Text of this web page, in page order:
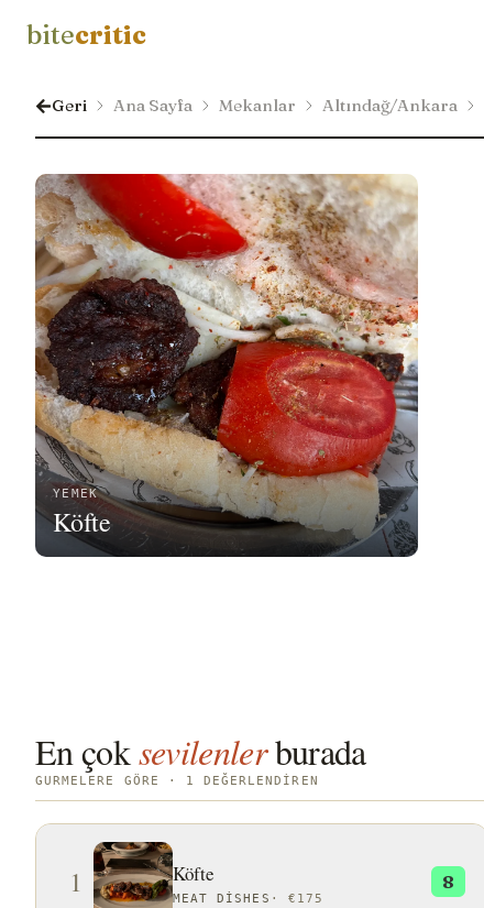
bitecritic
Geri Ana Sayfa Mekanlar Altındağ/Ankara
YEMEK
Köfte
En çoksevilenlerburada
GURMELERE GÖRE · 1 DEĞERLENDIREN
1 Köfte
MEAT DISHES · €175
8